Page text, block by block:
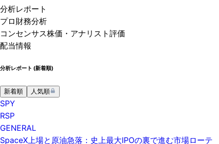
分析レポート
プロ 財務分析
コンセンサス株価 ・アナリスト評価
配当情報
分析レポート (新着順)
新着順 人気順
SPY
RSP
GENERAL
SpaceX上場と原油急落：史上最大IPOの裏で進む市場ローテ